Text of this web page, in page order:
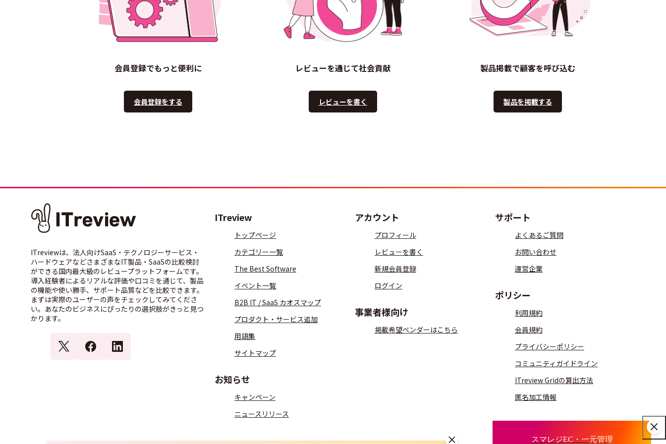
会員登録でもっと便利に
会員登録をする
レビューを通じて社会貢献
レビューを書く
製品掲載で顧客を呼び込む
製品を掲載する
スマレジEC・一元管理
ITreviewは、法人向けSaaS・テクノロジーサービス・
ハードウェアなどさまざまなIT製品・SaaSの比較検討
ができる国内最大級のレビュープラットフォームです。
導入経験者によるリアルな評価や口コミを通じて、製品
の機能や使い勝手、サポート品質などを比較できます。
まずは実際のユーザーの声をチェックしてみてくださ
い。あなたのビジネスにぴったりの選択肢がきっと見つ
かります。
ITreview
トップページ
カテゴリー一覧
The Best Software
イベント一覧
B2B IT / SaaS カオスマップ
プロダクト・サービス追加
用語集
サイトマップ
お知らせ
キャンペーン
ニュースリリース
アカウント
プロフィール
レビューを書く
新規会員登録
ログイン
事業者様向け
掲載希望ベンダーはこちら
サポート
よくあるご質問
お問い合わせ
運営企業
ポリシー
利用規約
会員規約
プライバシーポリシー
コミュニティガイドライン
ITreview Gridの算出方法
匿名加工情報